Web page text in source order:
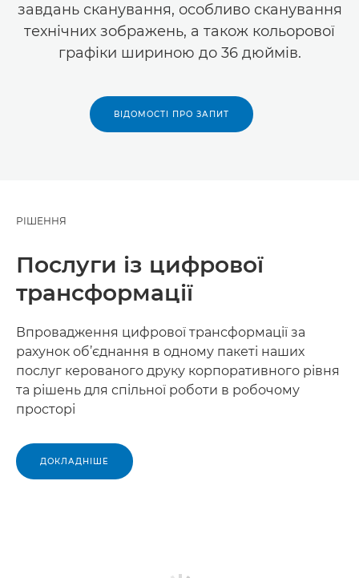
завдань сканування, особливо сканування
технічних зображень, а також кольорової
графіки шириною до 36 дюймів.
ВІДОМОСТІ ПРО ЗАПИТ
РІШЕННЯ
Послуги із цифрової
трансформації
Впровадження цифрової трансформації за
рахунок об’єднання в одному пакеті наших
послуг керованого друку корпоративного рівня
та рішень для спільної роботи в робочому
просторі
ДОКЛАДНІШЕ